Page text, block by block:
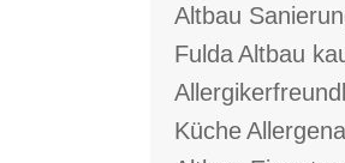
Altbau
FuldaAltbau
Küche